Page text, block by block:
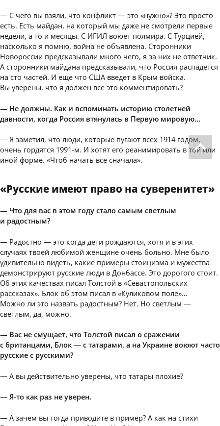
— С чего вы взяли, что конфликт — это «нужно»? Это просто
есть. Есть майдан, на который мы даже не смотрели первые
недели, а то и месяцы. С ИГИЛ воюет полмира. С Турцией,
насколько я помню, война не объявлена. Сторонники
Новороссии предсказывали много чего, я за них не ответчик.
А сторонники майдана предсказывали, что Россия распадется
на сто частей. И еще что США введет в Крым войска.
Вы уверены, что я должен все это комментировать?
— Не должны. Как и вспоминать историю столетней
давности, когда Россия втянулась в Первую мировую…
— Я заметил, что люди, которые пугают всех 1914 годом,
очень гордятся 1991-м. И хотят его реанимировать в той или
иной форме. «Чтоб начать все сначала».
«Русские имеют право на суверенитет»
— Что для вас в этом году стало самым светлым
и радостным?
— Радостно — это когда дети рождаются, хотя и в этих
случаях твоей любимой женщине очень больно. Мне было
удивительно видеть, какие примеры стоицизма и мужества
демонстрируют русские люди в Донбассе. Это дорогого стоит.
Об этих качествах писал Толстой в «Севастопольских
рассказах». Блок об этом писал в «Куликовом поле»…
Можно ли это назвать радостным? Нет. Но светлым —
светлым, да, можно.
— Вас не смущает, что Толстой писал о сражении
с британцами, Блок — с татарами, а на Украине воюют часто
русские с русскими?
— А вы действительно уверены, что татары плохие?
— Я-то как раз не уверен.
— А зачем вы тогда приводите в пример? А как на стихи